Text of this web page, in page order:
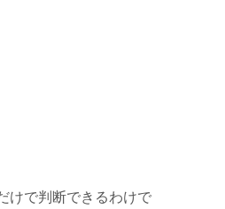
けで判断できるわけで